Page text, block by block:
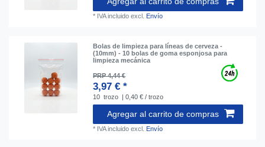
* IVA incluido excl. Envío
Bolas de limpieza para líneas de cerveza -
(10mm) - 10 bolas de goma esponjosa para
limpieza mecánica
PRP 4,44 €
3,97 € *
10 trozo | 0,40 € / trozo
Agregar al carrito de compras
* IVA incluido excl. Envío